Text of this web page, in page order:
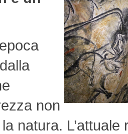
non
natura.